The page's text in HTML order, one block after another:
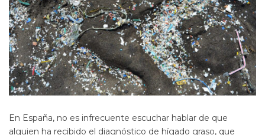
En España, no es infrecuente escuchar hablar de que
alguien ha recibido el diagnóstico de hígado graso, que